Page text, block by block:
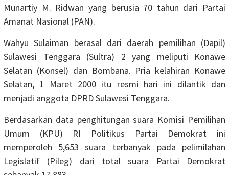
Munartiy M. Ridwan yang berusia 70 tahun dari Partai
Amanat Nasional (PAN).
Wahyu Sulaiman berasal dari daerah pemilihan (Dapil)
Sulawesi Tenggara (Sultra) 2 yang meliputi Konawe
Selatan (Konsel) dan Bombana. Pria kelahiran Konawe
Selatan, 1 Maret 2000 itu resmi hari ini dilantik dan
menjadi anggota DPRD Sulawesi Tenggara.
Berdasarkan data penghitungan suara Komisi Pemilihan
Umum (KPU) RI Politikus Partai Demokrat ini
memperoleh 5,653 suara terbanyak pada pelimilahan
Legislatif (Pileg) dari total suara Partai Demokrat